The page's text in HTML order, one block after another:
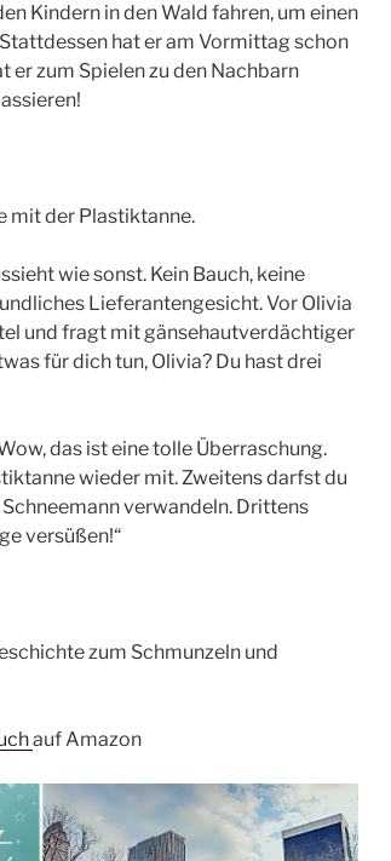
Kindern in den Wald fahren, um einen
hat er am Vormittag schon
er zum Spielen zu den Nachbarn
mit der Plastiktanne.
wie sonst. Kein Bauch, keine
Lieferantengesicht. Vor Olivia
und fragt mit gänsehautverdächtiger
für dich tun, Olivia? Du hast drei
das ist eine tolle Überraschung.
wieder mit. Zweitens darfst du
verwandeln. Drittens
versüßen!“
zum Schmunzeln und
auf Amazon